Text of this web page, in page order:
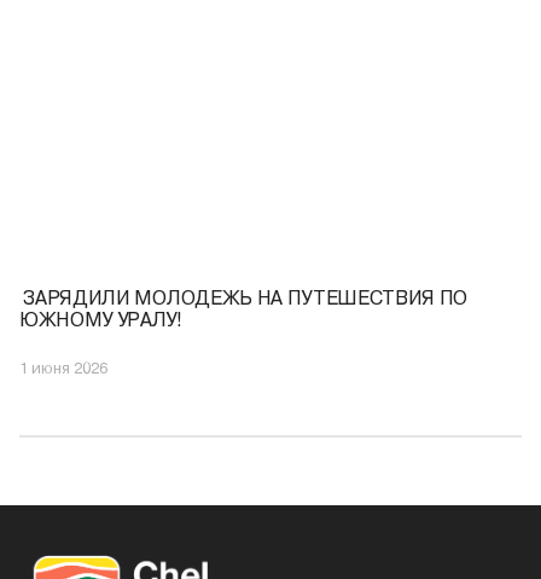
️ ЗАРЯДИЛИ МОЛОДЕЖЬ НА ПУТЕШЕСТВИЯ ПО
ЮЖНОМУ УРАЛУ!
1 июня 2026